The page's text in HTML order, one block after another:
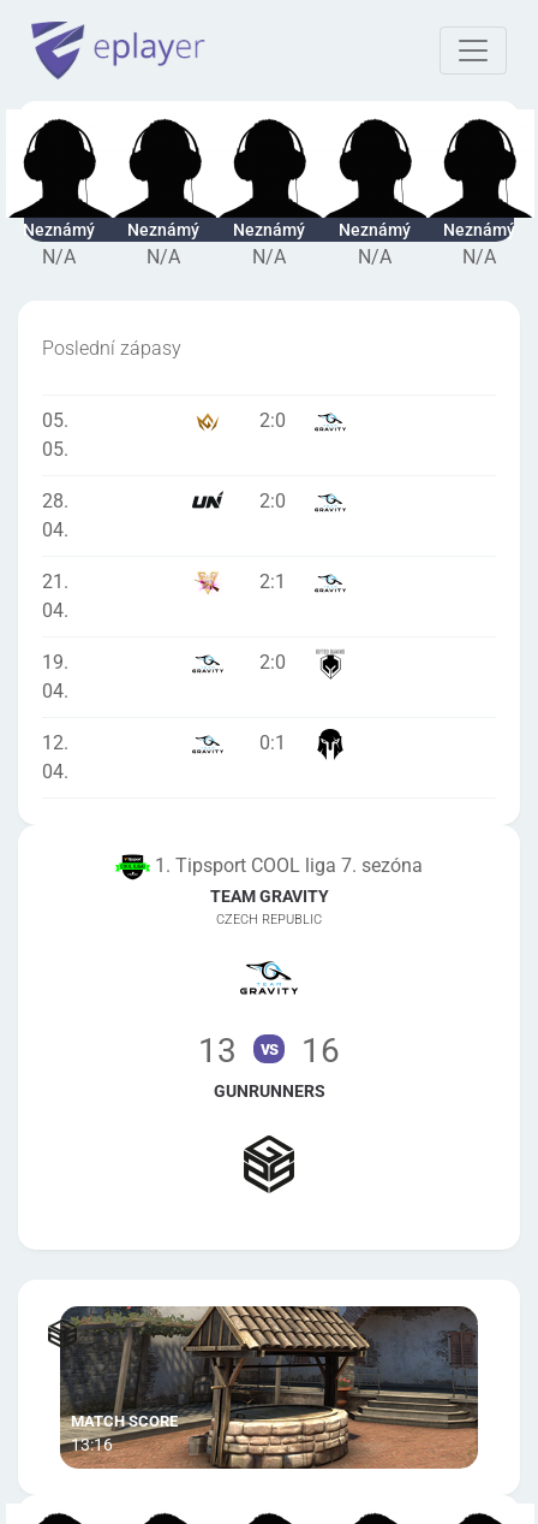
Neznámý
N/A
Neznámý
N/A
Neznámý
N/A
Neznámý
N/A
Neznámý
N/A
Poslední zápasy
05.
05.
2:0
28.
04.
2:0
21.
04.
2:1
19.
04.
2:0
12.
04.
0:1
1. Tipsport COOL liga 7. sezóna
TEAM GRAVITY
CZECH REPUBLIC
13 vs 16
GUNRUNNERS
13:16